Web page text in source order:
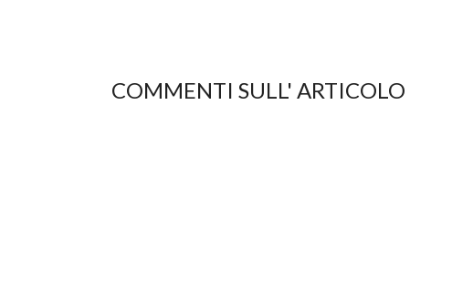
COMMENTI SULL' ARTICOLO